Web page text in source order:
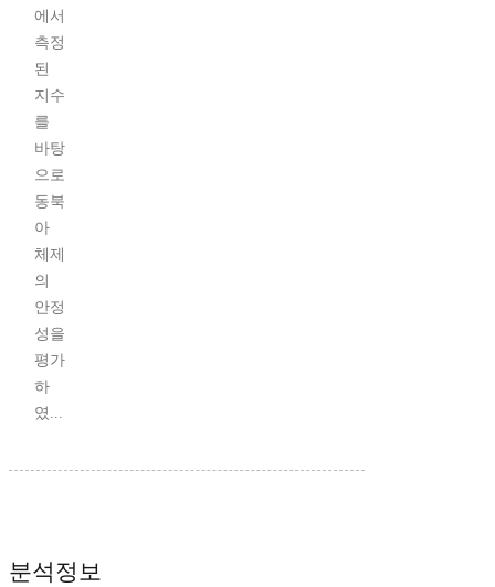
에서
측정
된
지수
를
바탕
으로
동북
아
체제
의
안정
성을
평가
하
였...
분석정보